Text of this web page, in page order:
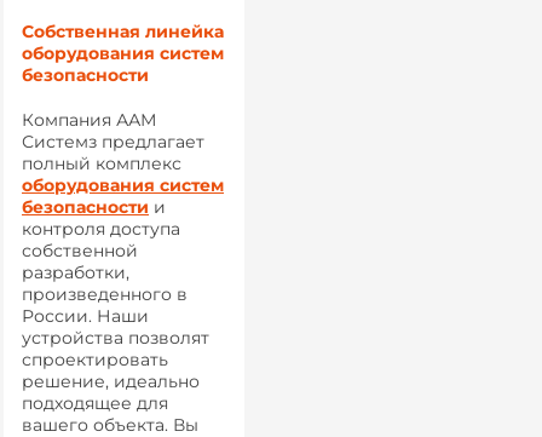
Собственная линейка
оборудования систем
безопасности
Компания ААМ
Системз предлагает
полный комплекс
оборудования систем
безопасности и
контроля доступа
собственной
разработки,
произведенного в
России. Наши
устройства позволят
спроектировать
решение, идеально
подходящее для
вашего объекта. Вы